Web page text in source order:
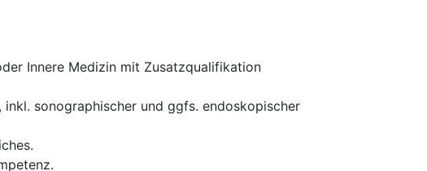
Innere Medizin mit Zusatzqualifikation
sonographischer und ggfs. endoskopischer